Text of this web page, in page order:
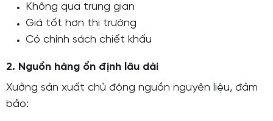
Không qua trung gian
Giá tốt hơn thị trường
Có chính sách chiết khấu
2. Nguồn hàng ổn định lâu dài
Xưởng sản xuất chủ động nguồn nguyên liệu, đảm
bảo: